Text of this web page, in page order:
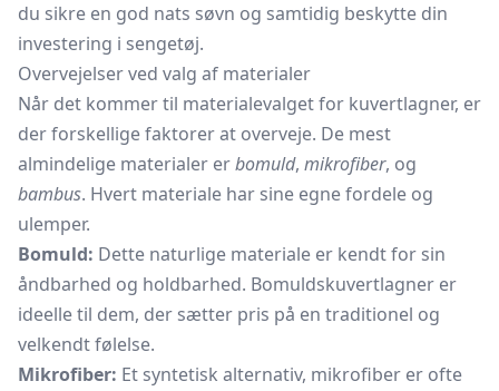
du sikre en god nats søvn og samtidig beskytte din
investering i sengetøj.
Overvejelser ved valg af materialer
Når det kommer til materialevalget for kuvertlagner, er
der forskellige faktorer at overveje. De mest
almindelige materialer erbomuld, mikrofiber, og
bambus. Hvert materiale har sine egne fordele og
ulemper.
Bomuld: Dette naturlige materiale er kendt for sin
åndbarhed og holdbarhed. Bomuldskuvertlagner er
ideelle til dem, der sætter pris på en traditionel og
velkendt følelse.
Mikrofiber: Et syntetisk alternativ, mikrofiber er ofte